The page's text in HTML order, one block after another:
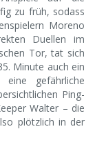
zu früh, sodass
Moreno
Duellen im
Tor, tat sich
Minute auch ein
gefährliche
Ping-
Walter – die
plötzlich in der